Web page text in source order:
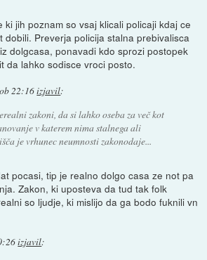
ki jih poznam so vsaj klicali policaji kdaj ce
dobili. Preverja policija stalna prebivalisca
dolgcasa, ponavadi kdo sprozi postopek
da lahko sodisce vroci posto.
22:16izjavil:
zakoni, da si lahko oseba za več kot
v katerem nima stalnega ali
je vrhunec neumnosti zakonodaje...
pocasi, tip je realno dolgo casa ze not pa
Zakon, ki uposteva da tud tak folk
so ljudje, ki mislijo da ga bodo fuknili vn
izjavil: